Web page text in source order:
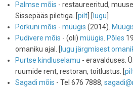
Palmse mõis - restaureeritud,
Sissepääs piletiga. [pilt ] [ lugu
Porkuni mõis - müügis (2014).
Pudivere mõis - (oli) müügis. Põles
omaniku ajal. [ lugu järgmisest
Purtse kindluselamu - eravalduses.
ruumide rent, restoran, toitlustus. [
Sagadi mõis - Tel 676 7888,